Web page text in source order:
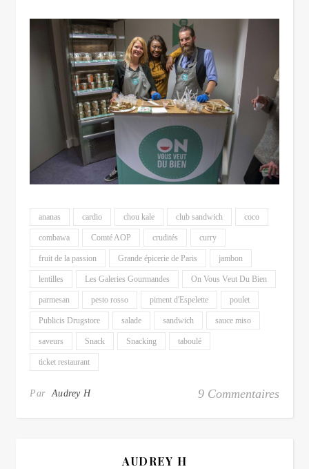
ananas cardio chou kale club sandwich coco
combawa Comté AOP crudités curry
fruit de la passion Grande épicerie de Paris jambon
lentilles Les Galeries Gourmandes On Vous Veut Du Bien
parmesan pesto rosso piment d'Espelette poulet
Publicis Drugstore salade sandwich sauce miso
saveurs Snack Snacking taboulé
ticket restaurant
ParAudrey H 9 Commentaires
AUDREY H